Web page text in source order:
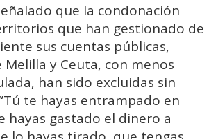
que la condonación
que han gestionado de
sus cuentas públicas,
y Ceuta, con menos
han sido excluidas sin
te hayas entrampado en
hayas gastado el dinero a